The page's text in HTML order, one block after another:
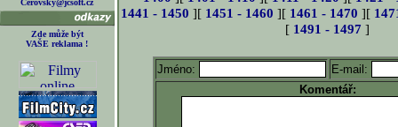
Cerovsky@jcsoft.cz
Zde může být
VAŠE reklama !
1441 - 1450 ][ 1451 - 1460 ][ 1461 - 1470 ][
[ 1491 - 1497 ]
Jméno:
E-mail:
Komentář: